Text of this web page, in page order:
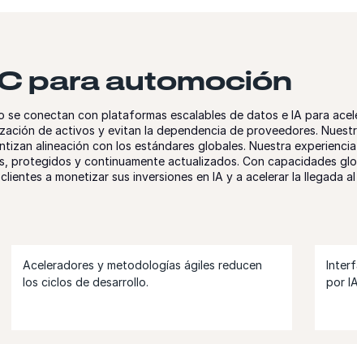
para automoción
conectan con plataformas escalables de datos e IA para
de activos y evitan la dependencia de proveedores.
alineación con los estándares globales. Nuestra
protegidos y continuamente actualizados. Con capacidades
a monetizar sus inversiones en IA y a acelerar la llegada
Aceleradores y metodologías ágiles reducen
los ciclos de desarrollo.
por